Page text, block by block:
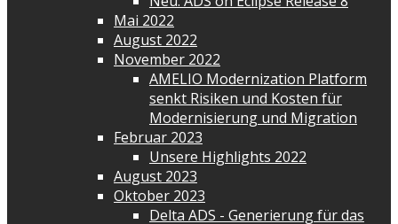
Mai 2022
August 2022
November 2022
AMELIO Modernization Platform
senkt Risiken und Kosten für
Modernisierung und Migration
Februar 2023
Unsere Highlights 2022
August 2023
Oktober 2023
Delta ADS - Generierung für das